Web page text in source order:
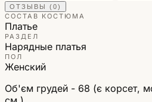
ОТЗЫВЫ (0)
СОСТАВ КОСТЮМА
Платье
РАЗДЕЛ
Нарядные платья
ПОЛ
Женский
Об'єм грудей - 68 (є корсет,